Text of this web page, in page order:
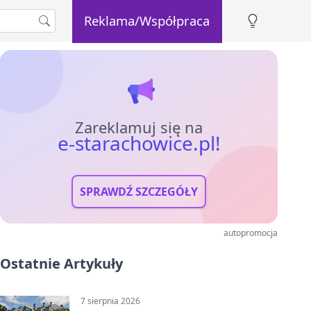
Reklama/Współpraca
Zareklamuj się na
e-starachowice.pl!
SPRAWDŹ SZCZEGÓŁY
autopromocja
Ostatnie Artykuły
7 sierpnia 2026